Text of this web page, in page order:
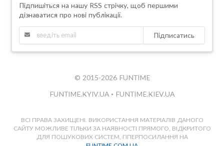
Підпишіться на нашу RSS стрічку, щоб першими
дізнаватися про нові публікації.
Підписатись
© 2015-2026 FUNTIME
FUNTIME.KYIV.UA • FUNTIME.KIEV.UA
ВСІ ПРАВА ЗАХИЩЕНІ. ВИКОРИСТАННЯ МАТЕРІАЛІВ ДАНОГО
САЙТУ МОЖЛИВЕ ТІЛЬКИ ЗА НАЯВНОСТІ ПРЯМОГО, ВІДКРИТОГО
ДЛЯ ПОШУКОВИХ СИСТЕМ, ГІПЕРПОСИЛАННЯ НА